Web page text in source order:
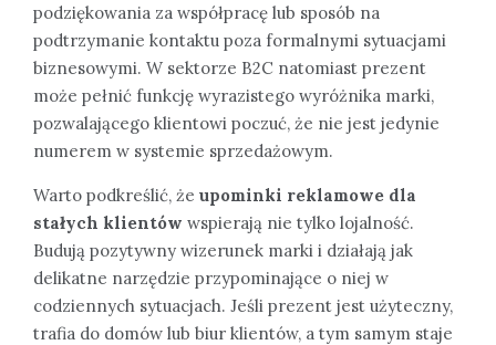
podziękowania za współpracę lub sposób na
podtrzymanie kontaktu poza formalnymi sytuacjami
biznesowymi. W sektorze B2C natomiast prezent
może pełnić funkcję wyrazistego wyróżnika marki,
pozwalającego klientowi poczuć, że nie jest jedynie
numerem w systemie sprzedażowym.
Warto podkreślić, że upominki reklamowe dla
stałych klientów wspierają nie tylko lojalność.
Budują pozytywny wizerunek marki i działają jak
delikatne narzędzie przypominające o niej w
codziennych sytuacjach. Jeśli prezent jest użyteczny,
trafia do domów lub biur klientów, a tym samym staje